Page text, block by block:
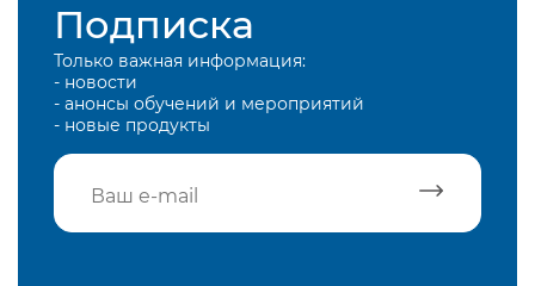
Подписка
Только важная информация:
- новости
- анонсы обучений и мероприятий
- новые продукты